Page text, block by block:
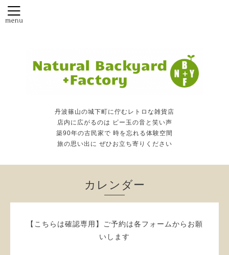
丹波篠山の城下町に佇むレトロな雑貨店
店内に広がるのは ビー玉の音と笑い声
築90年の古民家で 時を忘れる体験空間
旅の思い出に ぜひお立ち寄りください
カレンダー
【こちらは確認専用】ご予約は各フォームからお願
いします